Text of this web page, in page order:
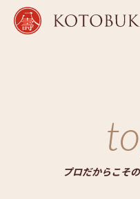
プロだからこそ